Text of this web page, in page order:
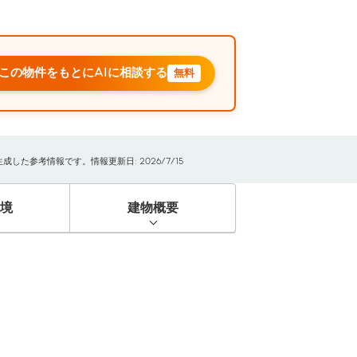
この物件をもとにAIに相談する 無料
した参考情報です。情報更新日: 2026/7/15
建物概要